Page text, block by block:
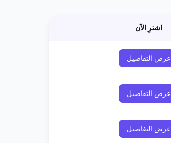
اشترِ الآن
عرض التفاصيل
عرض التفاصيل
عرض التفاصيل